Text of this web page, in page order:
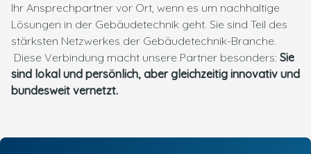
Ihr Ansprechpartner vor Ort, wenn es um nachhaltige
Lösungen in der Gebäudetechnik geht. Sie sind Teil des
stärksten Netzwerkes der Gebäudetechnik-Branche.
Diese Verbindung macht unsere Partner besonders: Sie
sind lokal und persönlich, aber gleichzeitig innovativ und
bundesweit vernetzt.